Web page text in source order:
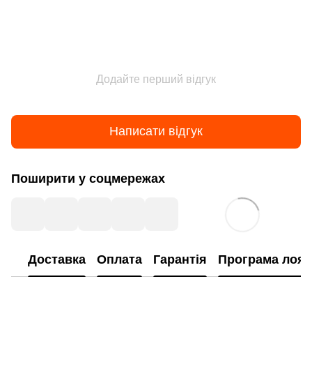
Додайте перший відгук
Написати відгук
Поширити у соцмережах
Доставка Оплата Гарантія Програма